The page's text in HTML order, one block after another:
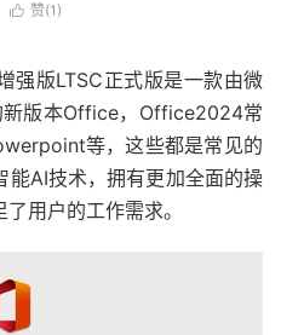
 赞(1 )
版LTSC正式版是一款由微
版本Office，Office2024常
等，这些都是常见的
能AI技术，拥有更加全面的操
用户的工作需求。